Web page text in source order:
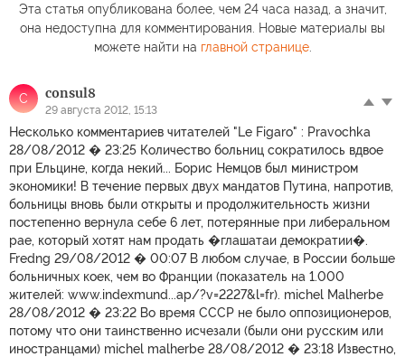
Эта статья опубликована более, чем 24 часа назад, а значит,
она недоступна для комментирования. Новые материалы вы
можете найти на главной странице.
C consul8
29 августа 2012, 15:13
Несколько комментариев читателей "Le Figaro" : Pravochka
28/08/2012 � 23:25 Количество больниц сократилось вдвое
при Ельцине, когда некий... Борис Немцов был министром
экономики! В течение первых двух мандатов Путина, напротив,
больницы вновь были открыты и продолжительность жизни
постепенно вернула себе 6 лет, потерянные при либеральном
рае, который хотят нам продать �глашатаи демократии�.
Fredng 29/08/2012 � 00:07 В любом случае, в России больше
больничных коек, чем во Франции (показатель на 1.000
жителей: www.indexmund...ap/?v=2227&l=fr). michel Malherbe
28/08/2012 � 23:22 Во время СССР не было оппозиционеров,
потому что они таинственно исчезали (были они русским или
иностранцами) michel malherbe 28/08/2012 � 23:18 Известно,